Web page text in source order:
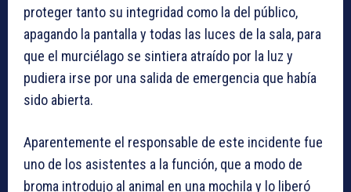
proteger tanto su integridad como la del público,
apagando la pantalla y todas las luces de la sala, para
que el murciélago se sintiera atraído por la luz y
pudiera irse por una salida de emergencia que había
sido abierta.
Aparentemente el responsable de este incidente fue
uno de los asistentes a la función, que a modo de
broma introdujo al animal en una mochila y lo liberó